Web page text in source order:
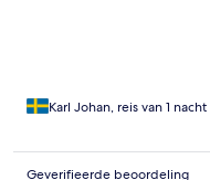
Karl Johan, reis van 1 nacht
Geverifieerde beoordeling